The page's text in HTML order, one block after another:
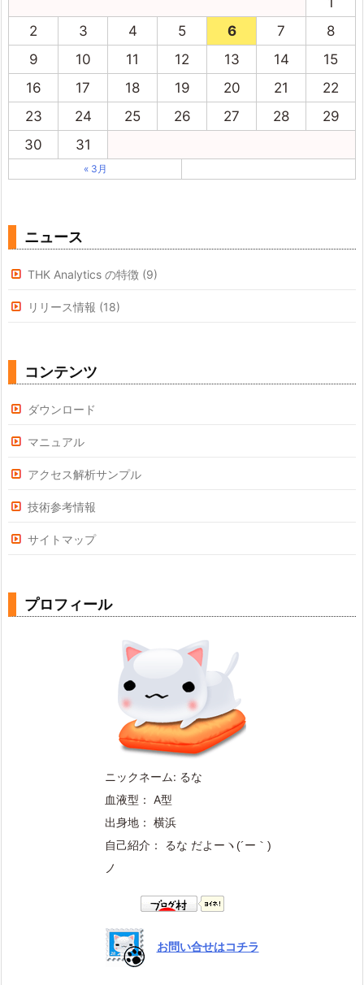
2
3 4 5 6 7
8
9
10 11 12 13 14
15
16
17 18 19 20 21
22
23
24 25 26 27 28
29
30
31
« 3月
ニュース
THK Analytics の特徴 (9)
リリース情報 (18)
コンテンツ
ダウンロード
マニュアル
アクセス解析サンプル
技術参考情報
サイトマップ
プロフィール
ニックネーム: るな
血液型： A型
出身地： 横浜
自己紹介： るな だよー ヽ(´ー｀)
ノ
お問い合せはコチラ